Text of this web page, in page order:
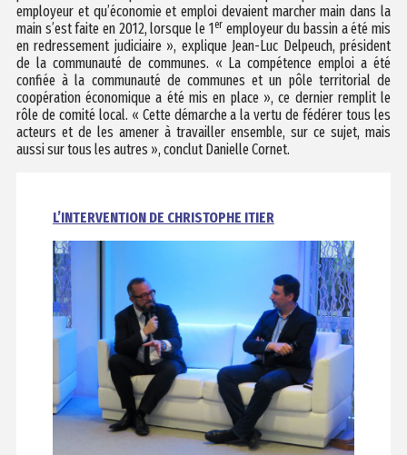
employeur et qu’économie et emploi devaient marcher main dans la
main s’est faite en 2012, lorsque le 1 er employeur du bassin a été mis
en redressement judiciaire », explique Jean-Luc Delpeuch, président
de la communauté de communes. « La compétence emploi a été
confiée à la communauté de communes et un pôle territorial de
coopération économique a été mis en place », ce dernier remplit le
rôle de comité local. « Cette démarche a la vertu de fédérer tous les
acteurs et de les amener à travailler ensemble, sur ce sujet, mais
aussi sur tous les autres », conclut Danielle Cornet.
L’INTERVENTION DE CHRISTOPHE ITIER